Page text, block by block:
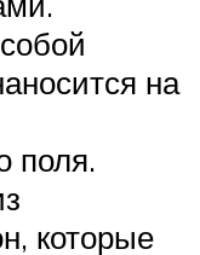
на
поля.
которые